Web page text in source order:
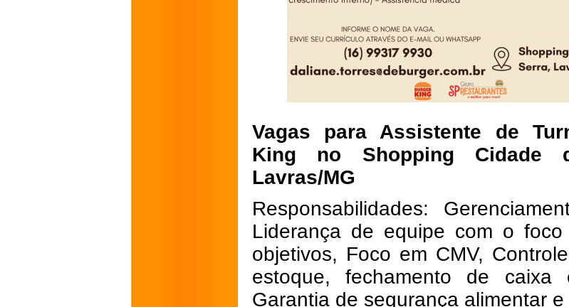
Vagas para Assistente de
King no Shopping Cidade
Lavras/MG
Responsabilidades:
Liderança de equipe com o
objetivos, Foco em CMV,
estoque, fechamento de caixa
Garantia de segurança alimentar